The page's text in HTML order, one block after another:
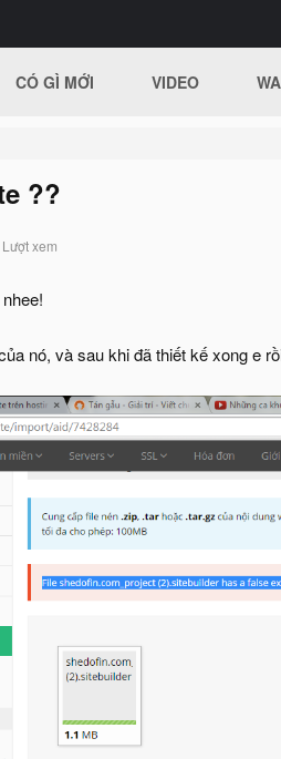
CÓ GÌ MỚI VIDEO
??
xem
nó, và sau khi đã thiết kế xong e